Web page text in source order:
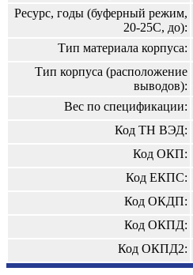
Ресурс, годы (буферный режим,
20-25С, до):
Тип материала корпуса:
Тип корпуса (расположение
выводов):
Вес по спецификации:
Код ТН ВЭД:
Код ОКП:
Код ЕКПС:
Код ОКДП:
Код ОКПД:
Код ОКПД2: